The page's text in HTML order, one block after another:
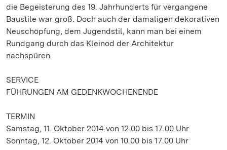
die Begeisterung des 19. Jahrhunderts für vergangene
Baustile war groß. Doch auch der damaligen dekorativen
Neuschöpfung, dem Jugendstil, kann man bei einem
Rundgang durch das Kleinod der Architektur
nachspüren.
SERVICE
FÜHRUNGEN AM GEDENKWOCHENENDE
TERMIN
Samstag, 11. Oktober 2014 von 12.00 bis 17.00 Uhr
Sonntag, 12. Oktober 2014 von 10.00 bis 17.00 Uhr